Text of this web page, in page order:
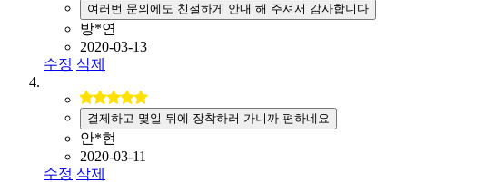
여러번 문의에도 친절하게 안내 해 주셔서 감사합니다
방*연
2020-03-13
수정 삭제
결제하고 몇일 뒤에 장착하러 가니까 편하네요
안*현
2020-03-11
수정 삭제